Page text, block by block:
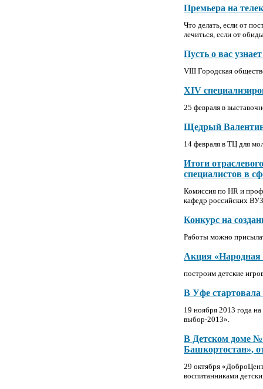
Премьера на
Что делать, если от
лечиться, если от
Пусть о вас
VIII Городская
XIV
25 февраля в
Щедрый
14 февраля в ТЦ для
Итоги
специалистов в
Комиссия по HR и
кафедр российских
Конкурс на
Работы можно
Акция «Народная
построим детские
В Уфе
19 ноября 2013 года
выбор-2013».
В Детском доме №
Башкортостан»,
29 октября
воспитанниками